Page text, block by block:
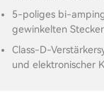
5-poliges bi-
gewinkelten
Class-D-
und elektronischer